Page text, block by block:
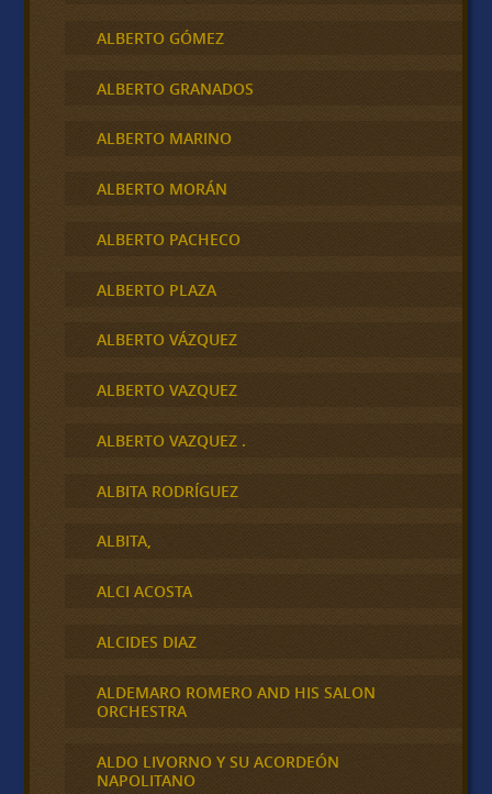
ALBERTO GÓMEZ
ALBERTO GRANADOS
ALBERTO MARINO
ALBERTO MORÁN
ALBERTO PACHECO
ALBERTO PLAZA
ALBERTO VÁZQUEZ
ALBERTO VAZQUEZ
ALBERTO VAZQUEZ .
ALBITA RODRÍGUEZ
ALBITA,
ALCI ACOSTA
ALCIDES DIAZ
ALDEMARO ROMERO AND HIS SALON
ORCHESTRA
ALDO LIVORNO Y SU ACORDEÓN
NAPOLITANO